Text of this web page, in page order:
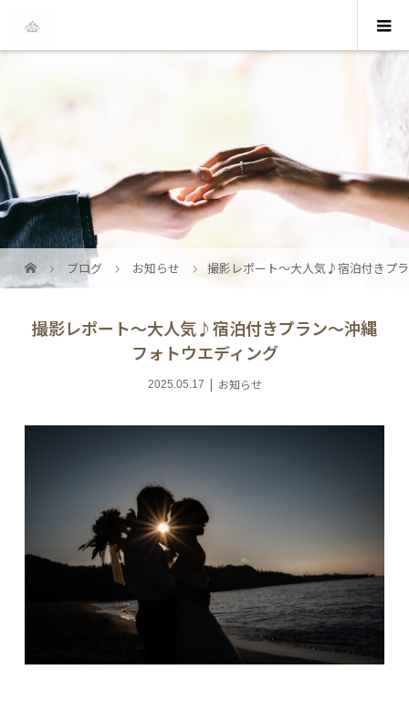
ブログ お知らせ 撮影レポート～大人気♪宿泊付きプ
撮影レポート～大人気♪宿泊付きプラン～沖縄
フォトウエディング
2025.05.17 お知らせ